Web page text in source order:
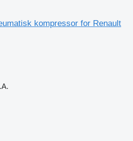
kompressor for Renault